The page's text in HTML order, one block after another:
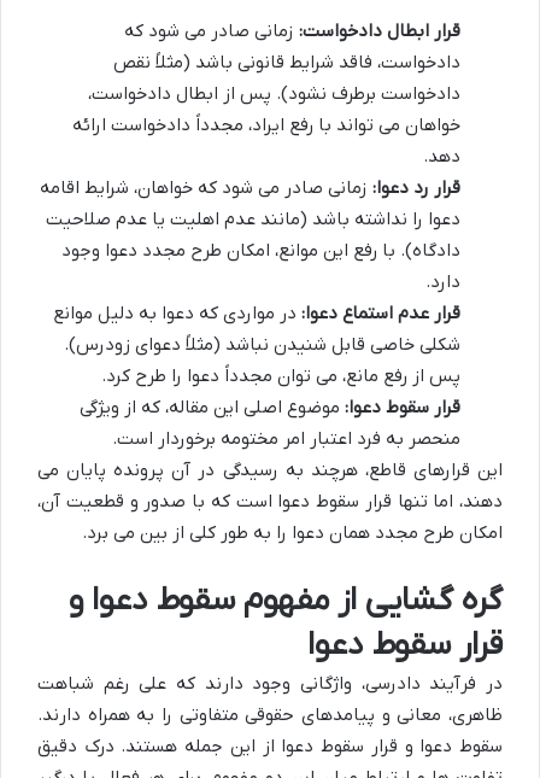
قرار ابطال دادخواست: زمانی صادر می شود که
دادخواست، فاقد شرایط قانونی باشد (مثلاً نقص
دادخواست برطرف نشود). پس از ابطال دادخواست،
خواهان می تواند با رفع ایراد، مجدداً دادخواست ارائه
دهد.
قرار رد دعوا: زمانی صادر می شود که خواهان، شرایط اقامه
دعوا را نداشته باشد (مانند عدم اهلیت یا عدم صلاحیت
دادگاه). با رفع این موانع، امکان طرح مجدد دعوا وجود
دارد.
قرار عدم استماع دعوا: در مواردی که دعوا به دلیل موانع
شکلی خاصی قابل شنیدن نباشد (مثلاً دعوای زودرس).
پس از رفع مانع، می توان مجدداً دعوا را طرح کرد.
قرار سقوط دعوا: موضوع اصلی این مقاله، که از ویژگی
منحصر به فرد اعتبار امر مختومه برخوردار است.
این قرارهای قاطع، هرچند به رسیدگی در آن پرونده پایان می
دهند، اما تنها قرار سقوط دعوا است که با صدور و قطعیت آن،
امکان طرح مجدد همان دعوا را به طور کلی از بین می برد.
گره گشایی از مفهوم سقوط دعوا و
قرار سقوط دعوا
در فرآیند دادرسی، واژگانی وجود دارند که علی رغم شباهت
ظاهری، معانی و پیامدهای حقوقی متفاوتی را به همراه دارند.
سقوط دعوا و قرار سقوط دعوا از این جمله هستند. درک دقیق